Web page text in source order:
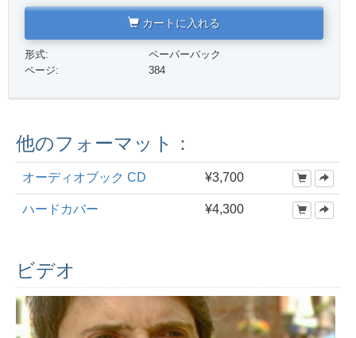
カートに入れる
形式:
ペーパーバック
ページ:
384
他のフォーマット：
オーディオブック CD ¥3,700
ハードカバー ¥4,300
ビデオ